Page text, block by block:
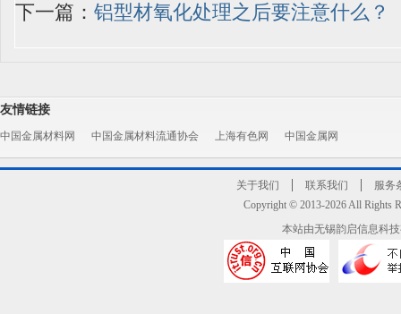
下一篇： 铝型材氧化处理之后要注意什么？
友情链接
中国金属材料网 中国金属材料流通协会 上海有色网 中国金属网
关于我们 联系我们
服务
Copyright © 2013-2026 All Rights
本站由无锡韵启信息科